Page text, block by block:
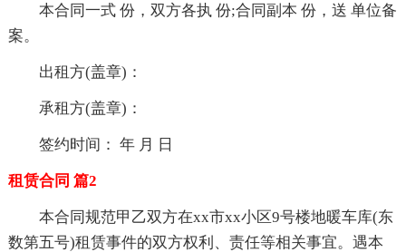
本合同一式 份，双方各执 份;合同副本 份，送 单位备
案。
出租方(盖章)：
承租方(盖章)：
签约时间： 年 月 日
租赁合同 篇2
本合同规范甲乙双方在xx市xx小区9号楼地暖车库(东
数第五号)租赁事件的双方权利、责任等相关事宜。遇本